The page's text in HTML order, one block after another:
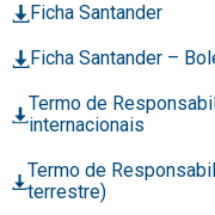
Ficha Santander
Ficha Santander –
Termo de
internacionais
Termo de
terrestre)